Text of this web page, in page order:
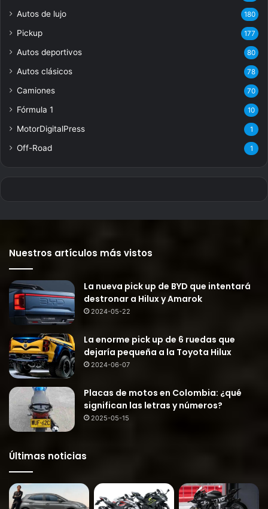
Autos de lujo 180
Pickup 177
Autos deportivos 80
Autos clásicos 78
Camiones 70
Fórmula 1 10
MotorDigitalPress 1
Off-Road 1
Nuestros artículos más vistos
La nueva pick up de BYD que intentará
destronar a Hilux y Amarok
2024-05-22
La enorme pick up de 6 ruedas que
dejaría pequeña a la Toyota Hilux
2024-06-07
Placas de motos en Colombia: ¿qué
significan las letras y números?
2025-05-15
Últimas noticias